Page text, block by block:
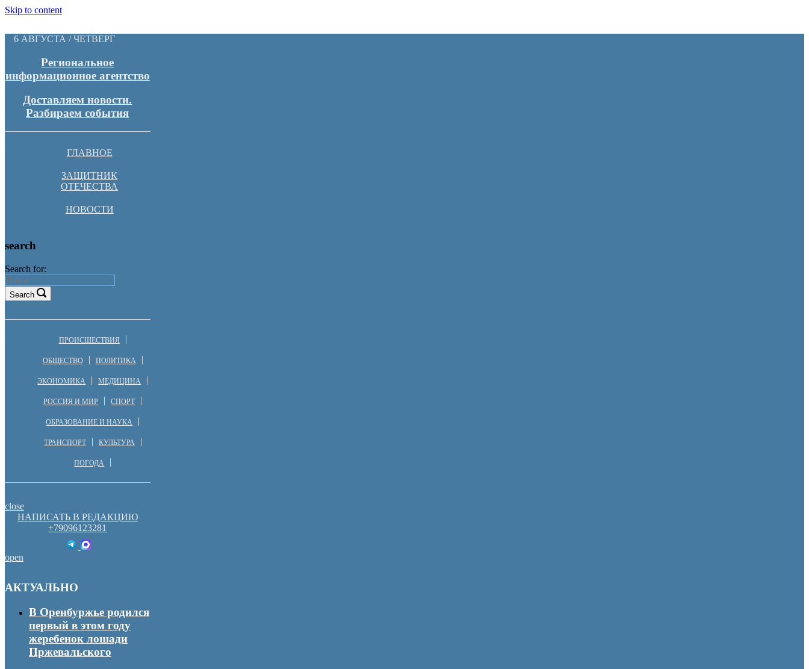
Skip to content
6 АВГУСТА / ЧЕТВЕРГ
Региональное
информационное агентство
Доставляем новости.
Разбираем события
ГЛАВНОЕ
ЗАЩИТНИК
ОТЕЧЕСТВА
НОВОСТИ
search
Search for:
Search
ПРОИСШЕСТВИЯ
ОБЩЕСТВО ПОЛИТИКА
ЭКОНОМИКА МЕДИЦИНА
РОССИЯ И МИР СПОРТ
ОБРАЗОВАНИЕ И НАУКА
ТРАНСПОРТ КУЛЬТУРА
ПОГОДА
close
НАПИСАТЬ В РЕДАКЦИЮ
+79096123281
open
АКТУАЛЬНО
В Оренбуржье родился
первый в этом году
жеребенок лошади
Пржевальского